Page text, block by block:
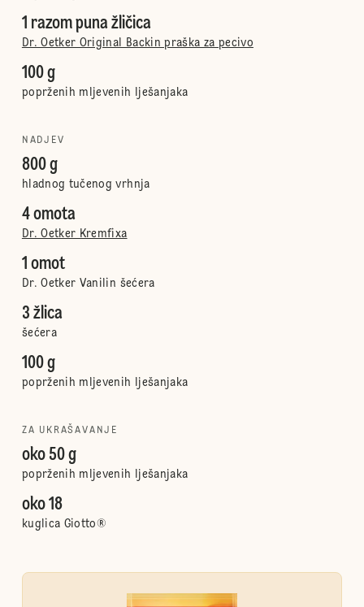
1 razom puna žličica
Dr. Oetker Original Backin praška za pecivo
100 g
poprženih mljevenih lješanjaka
NADJEV
800 g
hladnog tučenog vrhnja
4 omota
Dr. Oetker Kremfixa
1 omot
Dr. Oetker Vanilin šećera
3 žlica
šećera
100 g
poprženih mljevenih lješanjaka
ZA UKRAŠAVANJE
oko 50 g
poprženih mljevenih lješanjaka
oko 18
kuglica Giotto®